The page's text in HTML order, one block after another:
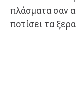
πλάσματα σαν
ποτίσει τα